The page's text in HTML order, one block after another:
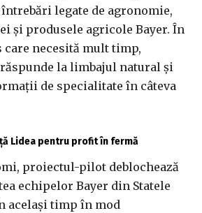
legate de agronomie,
și produsele agricole Bayer. În
necesită mult timp,
la limbajul natural și
de specialitate în câteva
Lidea pentru profit în fermă
proiectul-pilot deblochează
echipelor Bayer din Statele
același timp în mod